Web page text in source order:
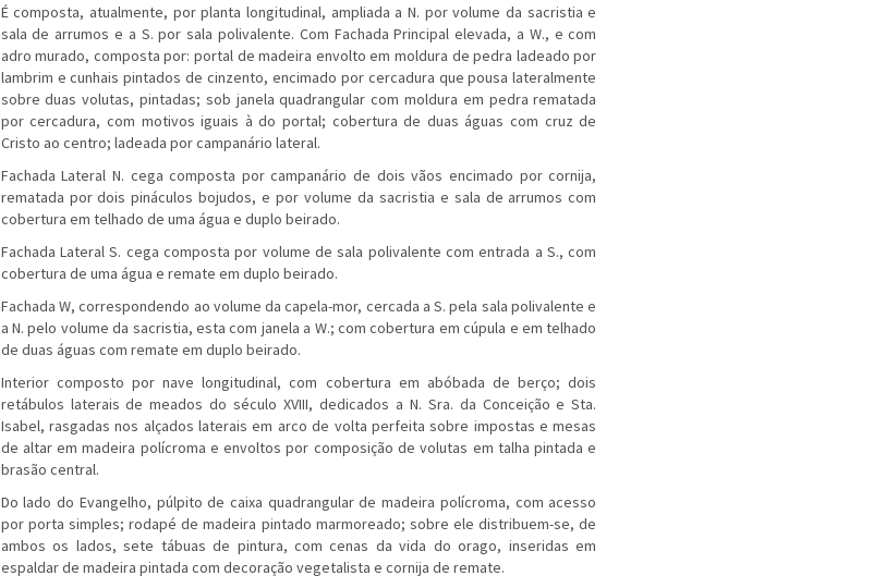
É composta, atualmente, por planta longitudinal, ampliada a N. por volume da sacristia e
sala de arrumos e a S. por sala polivalente. Com Fachada Principal elevada, a W., e com
adro murado, composta por: portal de madeira envolto em moldura de pedra ladeado por
lambrim e cunhais pintados de cinzento, encimado por cercadura que pousa lateralmente
sobre duas volutas, pintadas; sob janela quadrangular com moldura em pedra rematada
por cercadura, com motivos iguais à do portal; cobertura de duas águas com cruz de
Cristo ao centro; ladeada por campanário lateral.
Fachada Lateral N. cega composta por campanário de dois vãos encimado por cornija,
rematada por dois pináculos bojudos, e por volume da sacristia e sala de arrumos com
cobertura em telhado de uma água e duplo beirado.
Fachada Lateral S. cega composta por volume de sala polivalente com entrada a S., com
cobertura de uma água e remate em duplo beirado.
Fachada W, correspondendo ao volume da capela-mor, cercada a S. pela sala polivalente e
a N. pelo volume da sacristia, esta com janela a W.; com cobertura em cúpula e em telhado
de duas águas com remate em duplo beirado.
Interior composto por nave longitudinal, com cobertura em abóbada de berço; dois
retábulos laterais de meados do século XVIII, dedicados a N. Sra. da Conceição e Sta.
Isabel, rasgadas nos alçados laterais em arco de volta perfeita sobre impostas e mesas
de altar em madeira polícroma e envoltos por composição de volutas em talha pintada e
brasão central.
Do lado do Evangelho, púlpito de caixa quadrangular de madeira polícroma, com acesso
por porta simples; rodapé de madeira pintado marmoreado; sobre ele distribuem-se, de
ambos os lados, sete tábuas de pintura, com cenas da vida do orago, inseridas em
espaldar de madeira pintada com decoração vegetalista e cornija de remate.